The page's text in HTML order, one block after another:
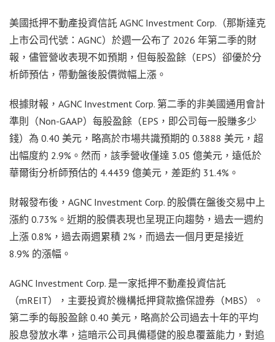
美國抵押不動產投資信託 AGNC Investment Corp.（那斯達克
上市公司代號：AGNC）於週一公布了 2026 年第二季的財
報，儘管營收表現不如預期，但每股盈餘（EPS）卻優於分
析師預估，帶動盤後股價微幅上漲。
根據財報，AGNC Investment Corp. 第二季的非美國通用會計
準則（Non-GAAP）每股盈餘（EPS，即公司每一股賺多少
錢）為 0.40 美元，略高於市場共識預期的 0.3888 美元，超
出幅度約 2.9%。然而，該季營收僅達 3.05 億美元，遠低於
華爾街分析師預估的 4.4439 億美元，差距約 31.4%。
財報發布後，AGNC Investment Corp. 的股價在盤後交易中上
漲約 0.73%。近期的股價表現也呈現正向趨勢，過去一週約
上漲 0.8%，過去兩週累積 2%，而過去一個月更是接近
8.9% 的漲幅。
AGNC Investment Corp. 是一家抵押不動產投資信託
（mREIT），主要投資於機構抵押貸款擔保證券（MBS）。
第二季的每股盈餘 0.40 美元，略高於公司過去十年的平均
股息發放水準，這暗示公司具備穩健的股息覆蓋能力，對追